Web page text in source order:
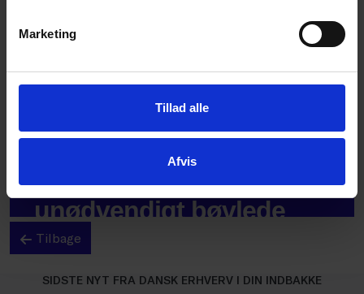
Marketing
Tillad alle
Afvis
Tilbage
SIDSTE NYT FRA DANSK ERHVERV I DIN INDBAKKE